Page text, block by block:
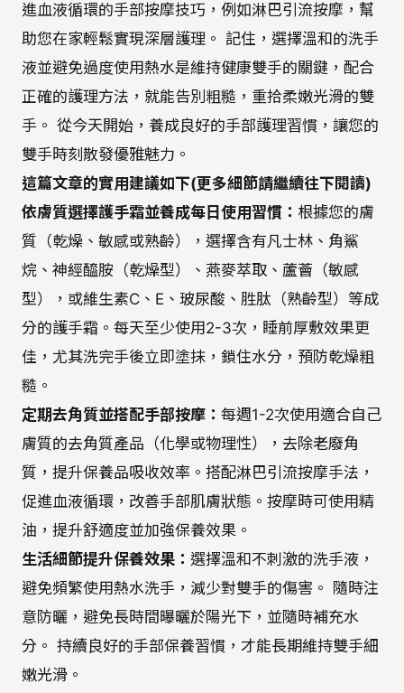
進血液循環的手部按摩技巧，例如淋巴引流按摩，幫
助您在家輕鬆實現深層護理。 記住，選擇溫和的洗手
液並避免過度使用熱水是維持健康雙手的關鍵，配合
正確的護理方法，就能告別粗糙，重拾柔嫩光滑的雙
手。 從今天開始，養成良好的手部護理習慣，讓您的
雙手時刻散發優雅魅力。
這篇文章的實用建議如下(更多細節請繼續往下閱讀)
依膚質選擇護手霜並養成每日使用習慣： 根據您的膚
質（乾燥、敏感或熟齡），選擇含有凡士林、角鯊
烷、神經醯胺（乾燥型）、燕麥萃取、蘆薈（敏感
型），或維生素C、E、玻尿酸、胜肽（熟齡型）等成
分的護手霜。每天至少使用2-3次，睡前厚敷效果更
佳，尤其洗完手後立即塗抹，鎖住水分，預防乾燥粗
糙。
定期去角質並搭配手部按摩： 每週1-2次使用適合自己
膚質的去角質產品（化學或物理性），去除老廢角
質，提升保養品吸收效率。搭配淋巴引流按摩手法，
促進血液循環，改善手部肌膚狀態。按摩時可使用精
油，提升舒適度並加強保養效果。
生活細節提升保養效果： 選擇溫和不刺激的洗手液，
避免頻繁使用熱水洗手，減少對雙手的傷害。 隨時注
意防曬，避免長時間曝曬於陽光下，並隨時補充水
分。 持續良好的手部保養習慣，才能長期維持雙手細
嫩光滑。